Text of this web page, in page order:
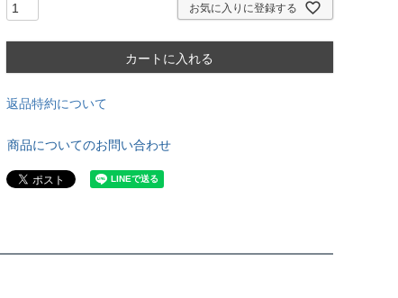
お気に入りに登録する
カートに入れる
返品特約について
商品についてのお問い合わせ